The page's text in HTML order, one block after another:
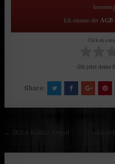
Ich stimme der AGB
Click on a
Gib jetzt deine
Share:
← IKEA Kallax Regal